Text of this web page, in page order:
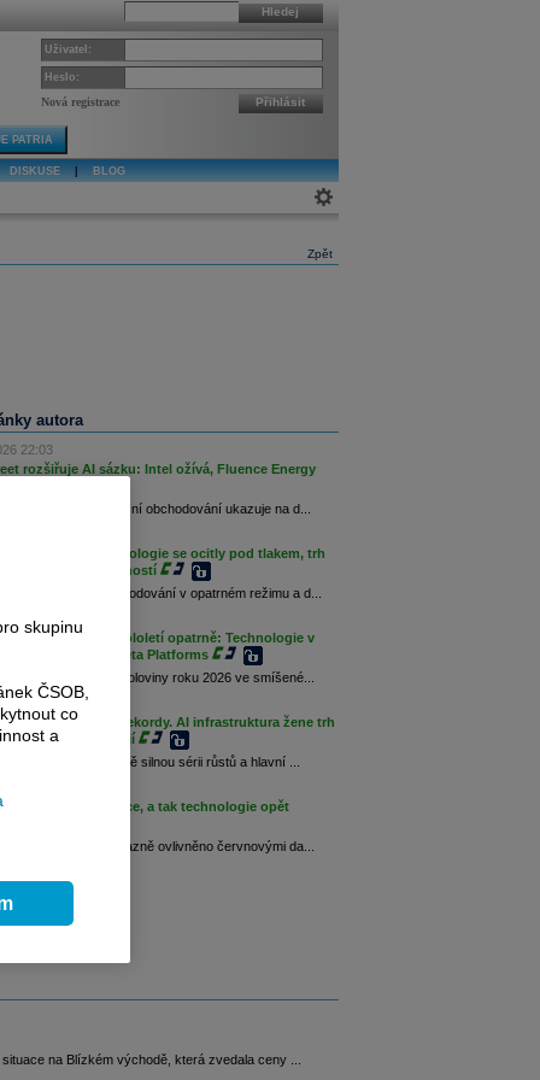
Hledej
Uživatel:
Heslo:
Nová registrace Přihlásit
PATRIA
DISKUSE BLOG
Zpět
autora
22:03
rozšiřuje AI sázku: Intel ožívá, Fluence Energy
v růstu, plus dnešní obchodování ukazuje na d...
22:02
zpomalila: technologie se ocitly pod tlakem, trh
a valuace společností
do dnešního obchodování v opatrném režimu a d...
22:04
zahájila druhé pololetí opatrně: Technologie v
trh táhly akcie Meta Platforms
vstoupily do druhé poloviny roku 2026 ve smíšené...
opět útočila na rekordy. AI infrastruktura žene trh
polovodiče dominují
na mimořádně silnou sérii růstů a hlavní ...
povzbudila inflace, a tak technologie opět
Wall Street bylo výrazně ovlivněno červnovými da...
na Blízkém východě, která zvedala ceny ...
skupinu
ČSOB,
co
a